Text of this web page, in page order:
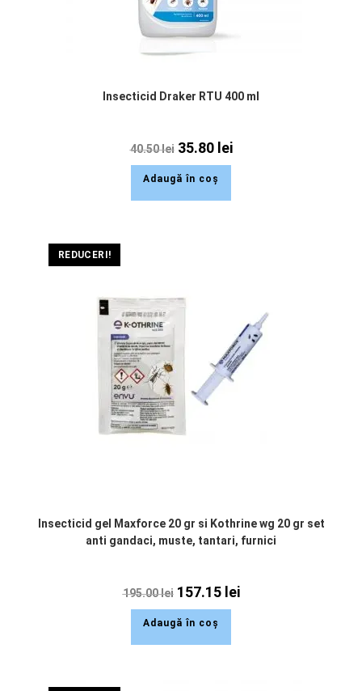
Insecticid Draker RTU 400 ml
40.50lei 35.80 lei
Adaugă în coș
REDUCERI!
Insecticid gel Maxforce 20 gr si Kothrine wg 20 gr set
anti gandaci, muste, tantari, furnici
195.00lei 157.15 lei
Adaugă în coș